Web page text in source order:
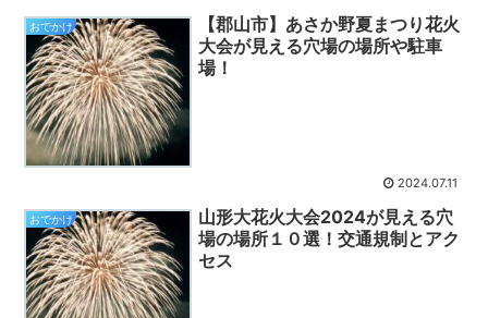
おでかけ
【郡山市】あさか野夏まつり花火
大会が見える穴場の場所や駐車
場！
2024.07.11
おでかけ
山形大花火大会2024が見える穴
場の場所１０選！交通規制とアク
セス